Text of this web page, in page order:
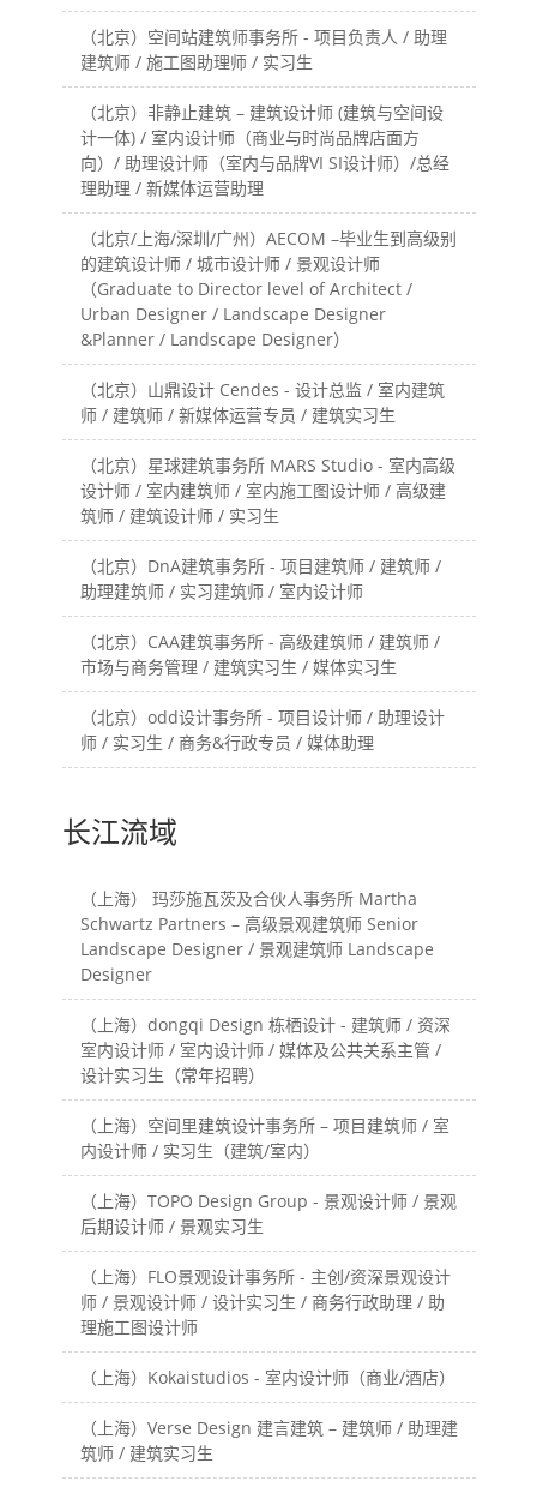
（北京）空间站建筑师事务所 - 项目负责人 / 助理
建筑师 / 施工图助理师 / 实习生
（北京）非静止建筑 – 建筑设计师 (建筑与空间设
计一体) / 室内设计师（商业与时尚品牌店面方
向）/ 助理设计师（室内与品牌VI SI设计师）/总经
理助理 / 新媒体运营助理
（北京/上海/深圳/广州）AECOM –毕业生到高级别
的建筑设计师 / 城市设计师 / 景观设计师
（Graduate to Director level of Architect /
Urban Designer / Landscape Designer
&Planner / Landscape Designer）
（北京）山鼎设计 Cendes - 设计总监 / 室内建筑
师 / 建筑师 / 新媒体运营专员 / 建筑实习生
（北京）星球建筑事务所 MARS Studio - 室内高级
设计师 / 室内建筑师 / 室内施工图设计师 / 高级建
筑师 / 建筑设计师 / 实习生
（北京）DnA建筑事务所 - 项目建筑师 / 建筑师 /
助理建筑师 / 实习建筑师 / 室内设计师
（北京）CAA建筑事务所 - 高级建筑师 / 建筑师 /
市场与商务管理 / 建筑实习生 / 媒体实习生
（北京）odd设计事务所 - 项目设计师 / 助理设计
师 / 实习生 / 商务&行政专员 / 媒体助理
长江流域
（上海） 玛莎施瓦茨及合伙人事务所 Martha
Schwartz Partners – 高级景观建筑师 Senior
Landscape Designer / 景观建筑师 Landscape
Designer
（上海）dongqi Design 栋栖设计 - 建筑师 / 资深
室内设计师 / 室内设计师 / 媒体及公共关系主管 /
设计实习生（常年招聘）
（上海）空间里建筑设计事务所 – 项目建筑师 / 室
内设计师 / 实习生（建筑/室内）
（上海）TOPO Design Group - 景观设计师 / 景观
后期设计师 / 景观实习生
（上海）FLO景观设计事务所 - 主创/资深景观设计
师 / 景观设计师 / 设计实习生 / 商务行政助理 / 助
理施工图设计师
（上海）Kokaistudios - 室内设计师（商业/酒店）
（上海）Verse Design 建言建筑 – 建筑师 / 助理建
筑师 / 建筑实习生